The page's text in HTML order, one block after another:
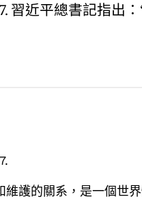
習近平總書記指出
維護的關系，是一個世